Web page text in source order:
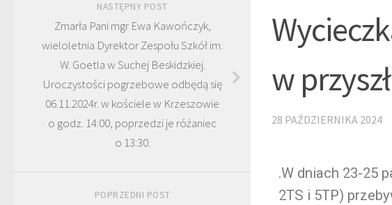
w
28 PAŹDZIERNIKA 2024
.W dniach 23-25
2TS i 5TP)
NASTĘPNY POST
Zmarła Pani mgr Ewa Kawończyk,
wieloletnia Dyrektor Zespołu Szkół im.
W. Goetla w Suchej Beskidzkiej.
Uroczystości pogrzebowe odbędą się
06.11.2024r. w kościele w Krzeszowie
o godz. 14:00, poprzedzi je różaniec
o 13:30.
POPRZEDNI POST